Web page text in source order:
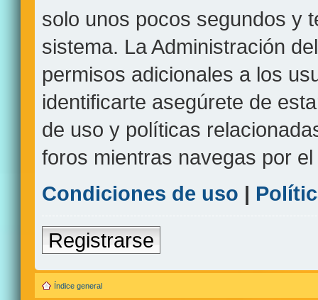
solo unos pocos segundos y
sistema. La Administración
permisos adicionales a los
identificarte asegúrete de
de uso y políticas
foros mientras navegas por el
Condiciones de uso |
Registrarse
Índice general